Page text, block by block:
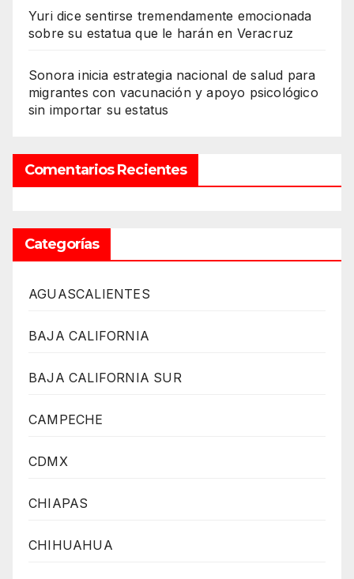
Yuri dice sentirse tremendamente emocionada
sobre su estatua que le harán en Veracruz
Sonora inicia estrategia nacional de salud para
migrantes con vacunación y apoyo psicológico
sin importar su estatus
Comentarios Recientes
Categorías
AGUASCALIENTES
BAJA CALIFORNIA
BAJA CALIFORNIA SUR
CAMPECHE
CDMX
CHIAPAS
CHIHUAHUA